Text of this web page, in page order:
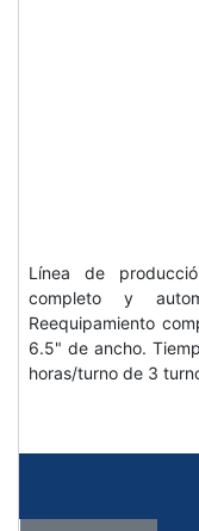
Línea de
completo y
Reequipamiento
6.5" de ancho.
horas/turno de 3